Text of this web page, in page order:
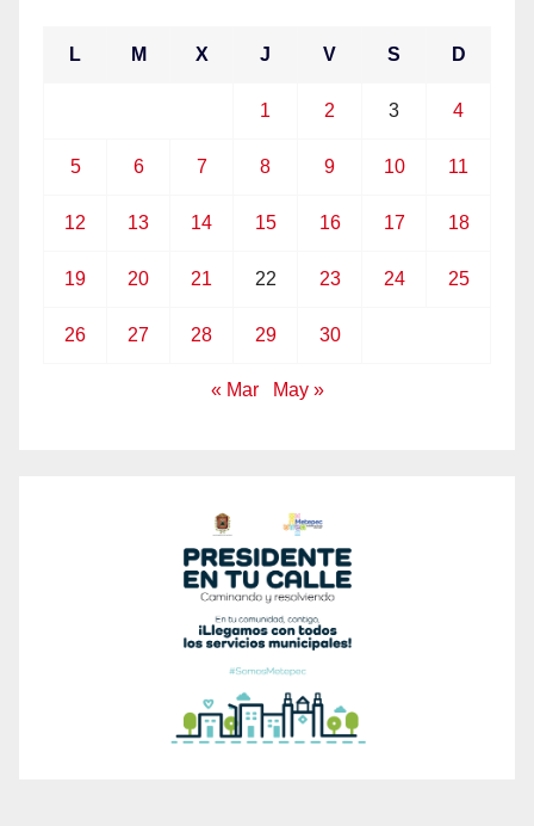
L M X J V S D
1 2 3 4
5 6 7 8 9 10 11
12 13 14 15 16 17 18
19 20 21 22 23 24 25
26 27 28 29 30
« Mar May »